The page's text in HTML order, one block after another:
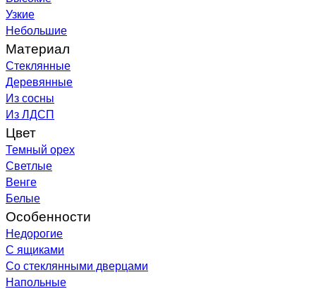
Узкие
Небольшие
Материал
Стеклянные
Деревянные
Из сосны
Из ЛДСП
Цвет
Темный орех
Светлые
Венге
Белые
Особенности
Недорогие
С ящиками
Со стеклянными дверцами
Напольные